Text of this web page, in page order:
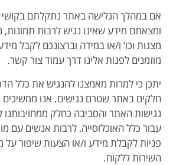
אם במהלך הגלישה באתר נתקלתם בקושי
ומצאתם מידע שאינו נגיש לרבות
מצגות וכו’ ו/או במידה וברצונכם לקבל
מוזמנים לפנות אלינו דרך עמוד צור קשר.
יתכן כי למרות מאמצנו להנגיש את כלל
חלקים באתר שטרם נגישים. אנו
נגישות האתר והסביבה כחלק
עבור כלל האוכלוסייה, לרבות אנשים עם
פניות לקבלת מידע ו/או הצעות שיפור
השירות ללקוח.